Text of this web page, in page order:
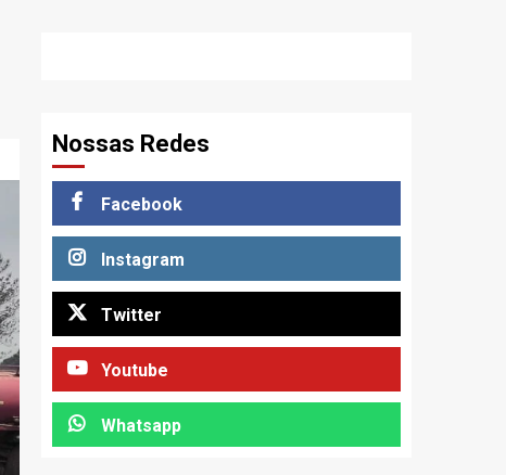
Nossas Redes
Facebook
Instagram
Twitter
Youtube
Whatsapp